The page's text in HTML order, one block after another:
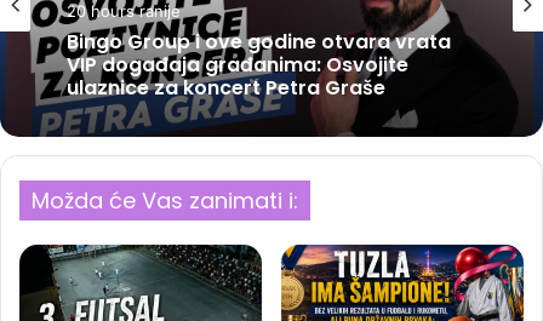
20 hours ranije
Bingo Group i ove godine otvara vrata
VIP događaja građanima: Osvojite
ulaznice za koncert Petra Graše
Možda će Vas zanimati i: